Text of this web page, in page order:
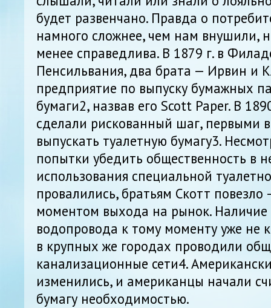
будет развенчано. Правда о
намного сложнее, чем нам внушили,
менее справедлива. В 1879 г. в
Пенсильвания, два брата — Ирвин и
предприятие по выпуску бумажных
бумаги2, назвав его Scott Paper. В
сделали рискованный шаг, первыми
выпускать туалетную бумагу3.
попытки убедить общественность в
использования специальной
провалились, братьям Скотт повезло
моментом выхода на рынок.
водопровода к тому моменту уже не
в крупных же городах проводили
канализационные сети4.
изменились, и американцы начали
бумагу необходимостью.